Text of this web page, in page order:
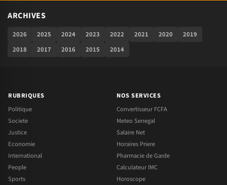
ARCHIVES
2026 2025 2024 2023 2022 2021 2020
2019
2018
2017 2016 2015 2014
RUBRIQUES
Politique
Societe
Justice
Economie
International
People
Sports
NOS SERVICES
Convertisseur FCFA
Meteo Senegal
Salaire Net
Horaires Priere
Pharmacie de Garde
Calculateur IMC
Horoscope